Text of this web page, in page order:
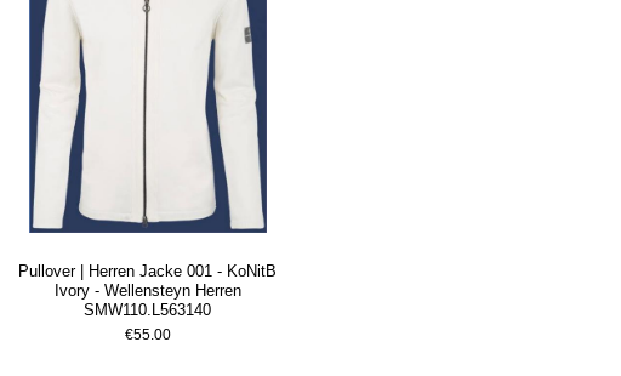
Pullover | Herren Jacke 001 - KoNitB
Ivory - Wellensteyn Herren
SMW110.L563140
€55.00